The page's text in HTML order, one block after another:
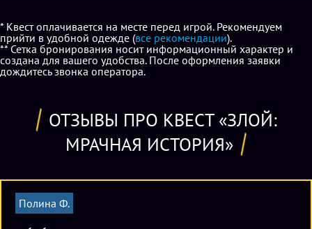
* Квест оплачивается на месте перед игрой. Рекомендуем
прийти в удобной одежде (все рекомендации).
** Сетка бронирования носит информационный характер и
создана для вашего удобства. После оформления заявки
дождитесь звонка оператора.
ОТЗЫВЫ ПРО КВЕСТ «ЗЛОЙ:
МРАЧНАЯ ИСТОРИЯ»
Полина Ф.